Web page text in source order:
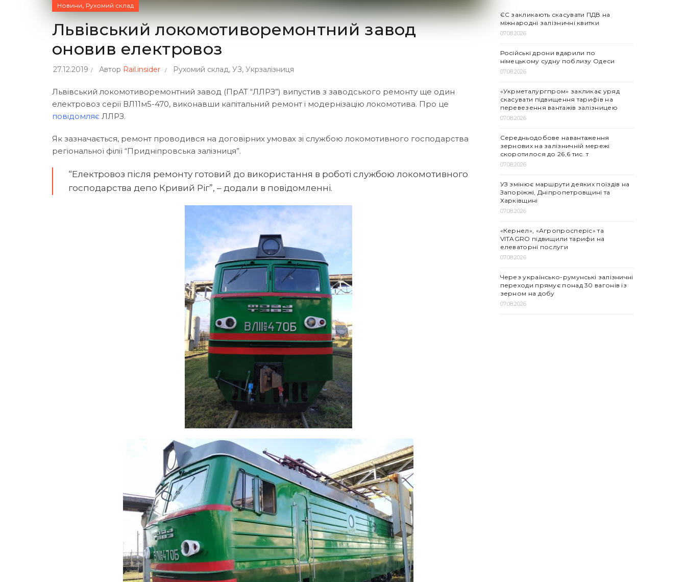
Новини, Рухомий склад
Львівський локомотиворемонтний завод
оновив електровоз
27.12.2019 Автор Rail.insider Рухомий склад, УЗ, Укрзалізниця
Львівський локомотиворемонтний завод (ПрАТ “ЛЛРЗ”) випустив з заводського ремонту ще один
електровоз серії ВЛ11м5-470, виконавши капітальний ремонт і модернізацію локомотива. Про це
повідомляє ЛЛРЗ.
Як зазначається, ремонт проводився на договірних умовах зі службою локомотивного господарства
регіональної філії “Придніпровська залізниця”.
“Електровоз після ремонту готовий до використання в роботі службою локомотивного
господарства депо Кривий Ріг”, – додали в повідомленні.
ЄС закликають скасувати ПДВ на
міжнародні залізничні квитки
07.08.2026
Російські дрони вдарили по
німецькому судну поблизу Одеси
07.08.2026
«Укрметалургпром» закликає уряд
скасувати підвищення тарифів на
перевезення вантажів залізницею
07.08.2026
Середньодобове навантаження
зернових на залізничній мережі
скоротилося до 26,6 тис. т
07.08.2026
УЗ змінює маршрути деяких поїздів на
Запоріжжі, Дніпропетровщині та
Харківщині
07.08.2026
«Кернел», «Агропросперіс» та
VITAGRO підвищили тарифи на
елеваторні послуги
07.08.2026
Через українсько-румунські залізничні
переходи прямує понад 30 вагонів із
зерном на добу
07.08.2026